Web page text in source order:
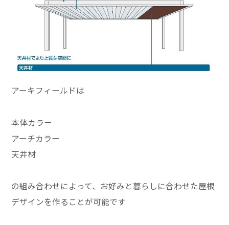
アーキフィールドは
本体カラー
アーチカラー
天井材
の組み合わせによって、お好みと暮らしに合わせた屋根
デザインを作ることが可能です